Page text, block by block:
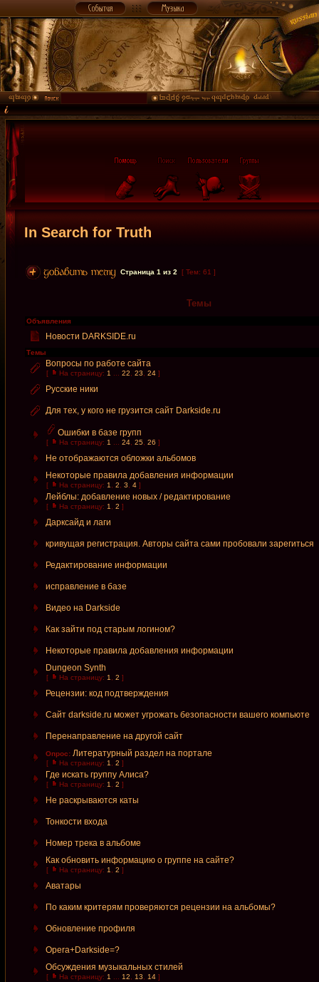
In Search for Truth
Страница 1 из 2 [ Тем: 61 ]
Темы
Объявления
Новости DARKSIDE.ru
Темы
Вопросы по работе сайта
[ На страницу: 1 22 23 24 ]
Русские ники
Для тех, у кого не грузится сайт Darkside.ru
Ошибки в базе групп
[ На страницу: 1 24 25 26 ]
Не отображаются обложки альбомов
Некоторые правила добавления информации
[ На страницу: 1 2 3 4 ]
Лейблы: добавление новых / редактирование
[ На страницу: 1 2 ]
Дарксайд и лаги
кривущая регистрация. Авторы сайта сами пробовали зарегиться
Редактирование информации
исправление в базе
Видео на Darkside
Как зайти под старым логином?
Некоторые правила добавления информации
Dungeon Synth
[ На страницу: 1 2 ]
Рецензии: код подтверждения
Сайт darkside.ru может угрожать безопасности вашего компьюте
Перенаправление на другой сайт
Опрос: Литературный раздел на портале
[ На страницу: 1 2 ]
Где искать группу Алиса?
[ На страницу: 1 2 ]
Не раскрываются каты
Тонкости входа
Номер трека в альбоме
Как обновить информацию о группе на сайте?
[ На страницу: 1 2 ]
Аватары
По каким критерям проверяются рецензии на альбомы?
Обновление профиля
Opera+Darkside=?
Обсуждения музыкальных стилей
[ На страницу: 1 12 13 14 ]